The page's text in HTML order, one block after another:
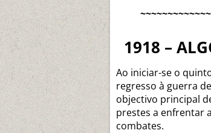
1918 –
Ao iniciar-se o
regresso à guerra
objectivo principal
prestes a enfrentar
combates.